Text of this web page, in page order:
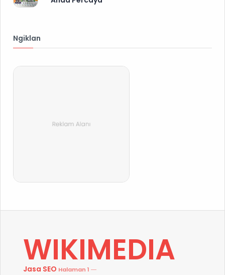
Ngiklan
WIKIMEDIA
Jasa SEO